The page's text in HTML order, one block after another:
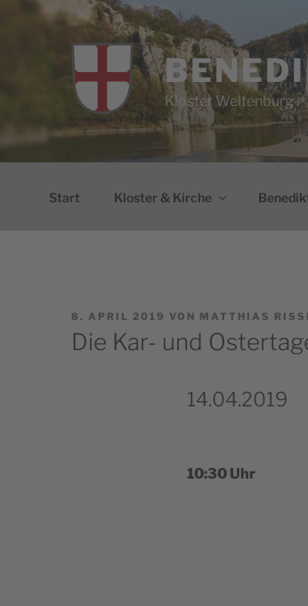
Kloster Weltenburg
Start Kloster & Kirche
VERÖFFENTLICHT
8. APRIL 2019 VON MATTHIAS
Die Kar- und
14.04.2019
10:30 Uhr